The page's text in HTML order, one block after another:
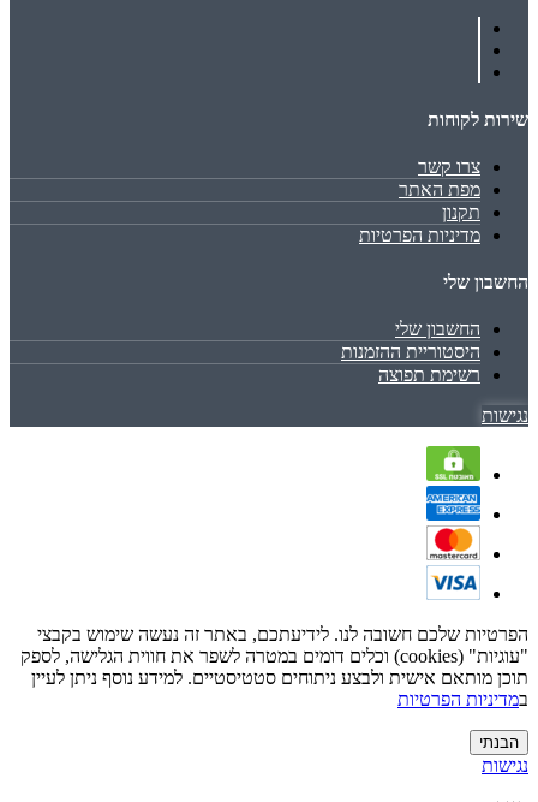
שירות לקוחות
צרו קשר
מפת האתר
תקנון
מדיניות הפרטיות
החשבון שלי
החשבון שלי
היסטוריית ההזמנות
רשימת תפוצה
נגישות
הפרטיות שלכם חשובה לנו. לידיעתכם, באתר זה נעשה שימוש בקבצי
"עוגיות" (cookies) וכלים דומים במטרה לשפר את חווית הגלישה, לספק
תוכן מותאם אישית ולבצע ניתוחים סטטיסטיים. למידע נוסף ניתן לעיין
במדיניות הפרטיות
הבנתי
נגישות